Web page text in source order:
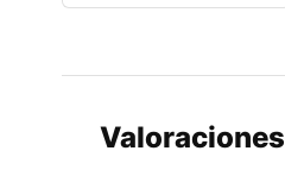
Valoraciones